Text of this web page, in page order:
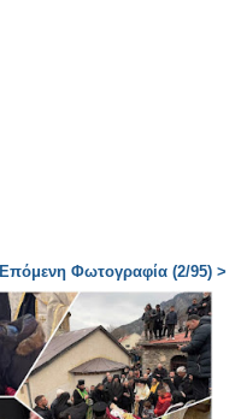
Επόμενη Φωτογραφία (2/95) >